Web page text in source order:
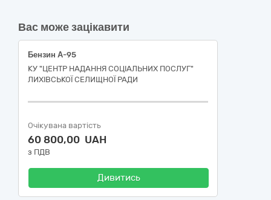
Вас може зацікавити
Бензин А-95
КУ "ЦЕНТР НАДАННЯ СОЦІАЛЬНИХ ПОСЛУГ"
ЛИХІВСЬКОЇ СЕЛИЩНОЇ РАДИ
Очікувана вартість
60 800,00 UAH
з ПДВ
Дивитись